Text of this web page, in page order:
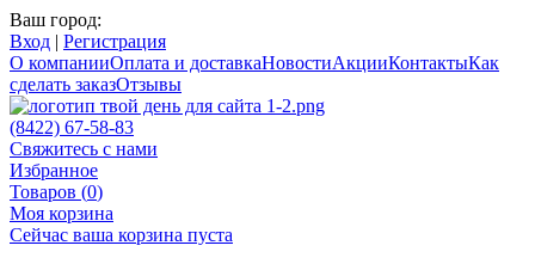
Ваш город:
Вход | Регистрация
О компанииОплата и доставкаНовостиАкцииКонтактыКак
сделать заказОтзывы
(8422) 67-58-83
Свяжитесь с нами
Избранное
Товаров (0)
Моя корзина
Сейчас ваша корзина пуста